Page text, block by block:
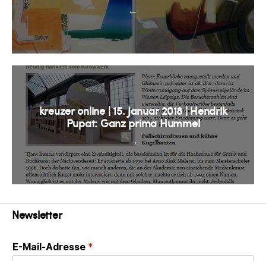
←
→
kreuzer online | 15. Januar 2018 | Hendrik
Pupat: Ganz prima Hummel
Newsletter
E-Mail-Adresse *